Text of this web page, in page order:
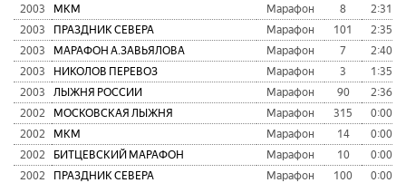
2003
МКМ Марафон 8
2003
ПРАЗДНИК СЕВЕРА Марафон 101
2003
МАРАФОН А.ЗАВЬЯЛОВА Марафон 7
2003
НИКОЛОВ ПЕРЕВОЗ Марафон 3
2003
ЛЫЖНЯ РОССИИ Марафон 90
2002
МОСКОВСКАЯ ЛЫЖНЯ Марафон 315
2002
МКМ Марафон 14
2002
БИТЦЕВСКИЙ МАРАФОН Марафон 10
2002
ПРАЗДНИК СЕВЕРА Марафон 100